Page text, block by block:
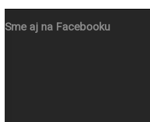
Sme aj na Facebooku